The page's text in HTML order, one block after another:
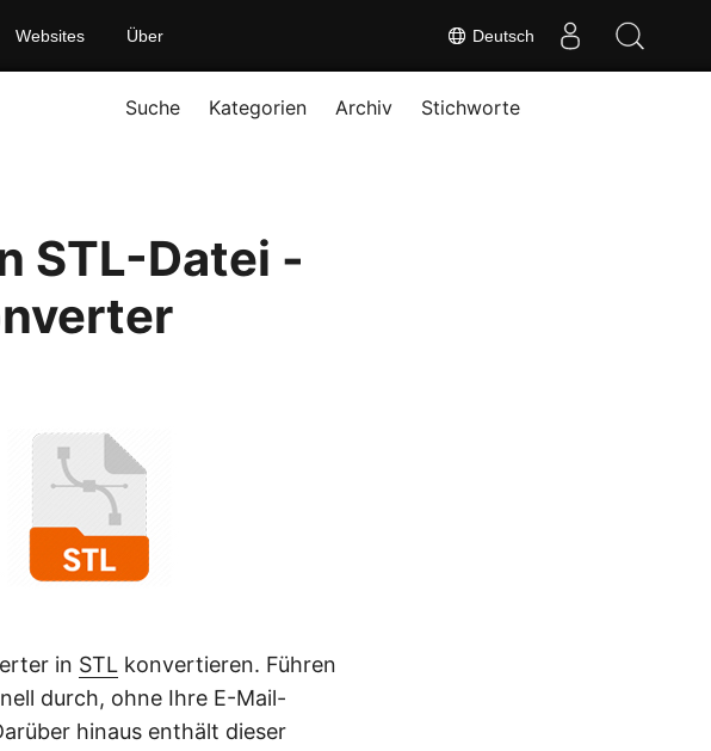
Deutsch
Websites Über
Suche Kategorien Archiv Stichworte
STL-Datei -
in STL konvertieren. Führen
durch, ohne Ihre E-Mail-
hinaus enthält dieser